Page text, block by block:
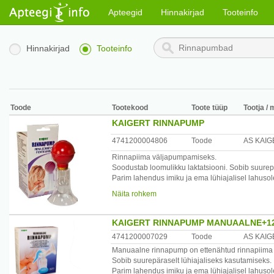
Apteegid Hinnakirjad Tooteinfo
Hinnakirjad Tooteinfo
Toode Tootekood Toote tüüp Tootja /
KAIGERT RINNAPUMP
4741200004806 Toode
AS
Rinnapiima väljapumpamiseks.
Soodustab loomulikku laktatsiooni. Sobib
Parim lahendus imiku ja ema lühiajalisel
/*/*
Hoiatused:Hoolikalt lugege läbi kasutusjuhend
kuuma vett! Desinfektsiooni kestus ja meetod
nõutuga. Ainult individuaalseks kasutamiseks.
imikule ballooni sattunud rinnapiima. Enne
Näita rohkem
KAIGERT RINNAPUMP
4741200007029 Toode
AS
Manuaalne rinnapump on ettenähtud
Sobib suurepäraselt lühiajaliseks kasutamiseks.
Parim lahendus imiku ja ema lühiajalisel